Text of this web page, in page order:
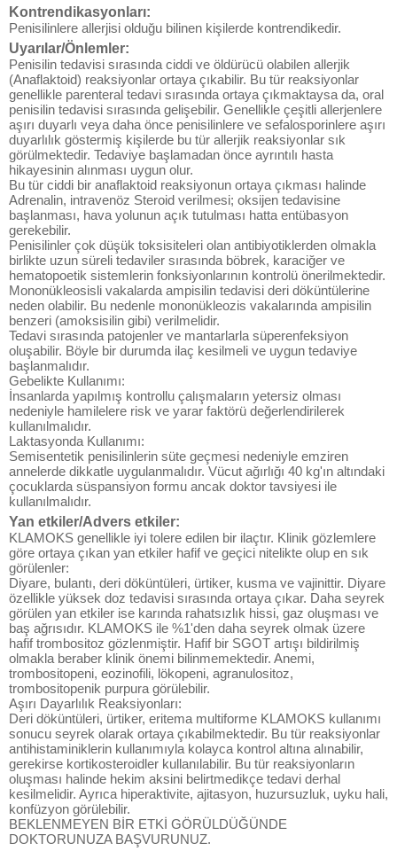
Kontrendikasyonları:
Penisilinlere allerjisi olduğu bilinen kişilerde kontrendikedir.
Uyarılar/Önlemler:
Penisilin tedavisi sırasında ciddi ve öldürücü olabilen allerjik
(Anaflaktoid) reaksiyonlar ortaya çıkabilir. Bu tür reaksiyonlar
genellikle parenteral tedavi sırasında ortaya çıkmaktaysa da, oral
penisilin tedavisi sırasında gelişebilir. Genellikle çeşitli allerjenlere
aşırı duyarlı veya daha önce penisilinlere ve sefalosporinlere aşırı
duyarlılık göstermiş kişilerde bu tür allerjik reaksiyonlar sık
görülmektedir. Tedaviye başlamadan önce ayrıntılı hasta
hikayesinin alınması uygun olur.
Bu tür ciddi bir anaflaktoid reaksiyonun ortaya çıkması halinde
Adrenalin, intravenöz Steroid verilmesi; oksijen tedavisine
başlanması, hava yolunun açık tutulması hatta entübasyon
gerekebilir.
Penisilinler çok düşük toksisiteleri olan antibiyotiklerden olmakla
birlikte uzun süreli tedaviler sırasında böbrek, karaciğer ve
hematopoetik sistemlerin fonksiyonlarının kontrolü önerilmektedir.
Mononükleosisli vakalarda ampisilin tedavisi deri döküntülerine
neden olabilir. Bu nedenle mononükleozis vakalarında ampisilin
benzeri (amoksisilin gibi) verilmelidir.
Tedavi sırasında patojenler ve mantarlarla süperenfeksiyon
oluşabilir. Böyle bir durumda ilaç kesilmeli ve uygun tedaviye
başlanmalıdır.
Gebelikte Kullanımı:
İnsanlarda yapılmış kontrollu çalışmaların yetersiz olması
nedeniyle hamilelere risk ve yarar faktörü değerlendirilerek
kullanılmalıdır.
Laktasyonda Kullanımı:
Semisentetik penisilinlerin süte geçmesi nedeniyle emziren
annelerde dikkatle uygulanmalıdır. Vücut ağırlığı 40 kg'ın altındaki
çocuklarda süspansiyon formu ancak doktor tavsiyesi ile
kullanılmalıdır.
Yan etkiler/Advers etkiler:
KLAMOKS genellikle iyi tolere edilen bir ilaçtır. Klinik gözlemlere
göre ortaya çıkan yan etkiler hafif ve geçici nitelikte olup en sık
görülenler:
Diyare, bulantı, deri döküntüleri, ürtiker, kusma ve vajinittir. Diyare
özellikle yüksek doz tedavisi sırasında ortaya çıkar. Daha seyrek
görülen yan etkiler ise karında rahatsızlık hissi, gaz oluşması ve
baş ağrısıdır. KLAMOKS ile %1'den daha seyrek olmak üzere
hafif trombositoz gözlenmiştir. Hafif bir SGOT artışı bildirilmiş
olmakla beraber klinik önemi bilinmemektedir. Anemi,
trombositopeni, eozinofili, lökopeni, agranulositoz,
trombositopenik purpura görülebilir.
Aşırı Dayarlılık Reaksiyonları:
Deri döküntüleri, ürtiker, eritema multiforme KLAMOKS kullanımı
sonucu seyrek olarak ortaya çıkabilmektedir. Bu tür reaksiyonlar
antihistaminiklerin kullanımıyla kolayca kontrol altına alınabilir,
gerekirse kortikosteroidler kullanılabilir. Bu tür reaksiyonların
oluşması halinde hekim aksini belirtmedikçe tedavi derhal
kesilmelidir. Ayrıca hiperaktivite, ajitasyon, huzursuzluk, uyku hali,
konfüzyon görülebilir.
BEKLENMEYEN BİR ETKİ GÖRÜLDÜĞÜNDE
DOKTORUNUZA BAŞVURUNUZ.